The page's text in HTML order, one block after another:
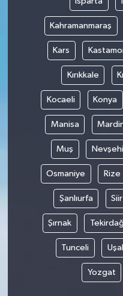
Kahramanmaraş
Kars
Kırıkkale
Kocaeli Konya
Manisa
Muş
Osmaniye Rize
Şanlıurfa
Şırnak
Tunceli
Yozgat